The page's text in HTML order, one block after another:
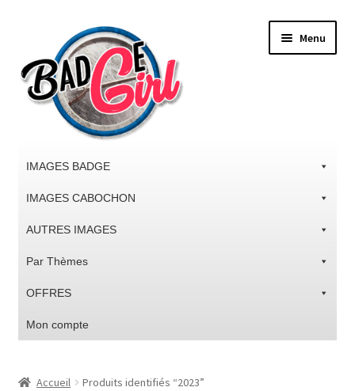
la
navigation
contenu
Menu
IMAGES BADGE
IMAGES CABOCHON
AUTRES IMAGES
Par Thèmes
OFFRES
Mon compte
Accueil Produits identifiés “2023”